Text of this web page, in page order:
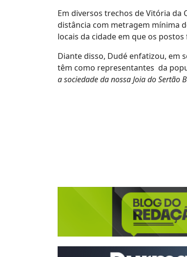
Em diversos trechos de Vitória da
distância com metragem mínima
locais da cidade em que os
Diante disso, Dudé enfatizou, em
têm como representantes da
a sociedade da nossa Joia do Sertão